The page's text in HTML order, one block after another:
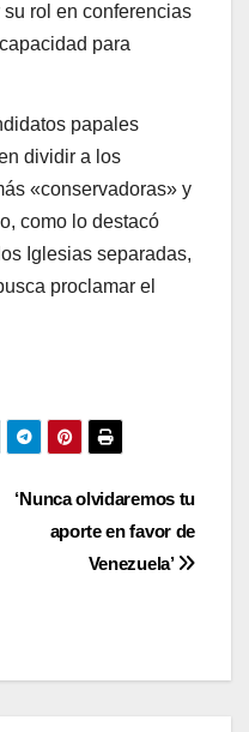
rol en conferencias
para
papales
dividir a los
«conservadoras» y
como lo destacó
Iglesias separadas,
proclamar el
‘Nunca olvidaremos tu
aporte en favor de
Venezuela’